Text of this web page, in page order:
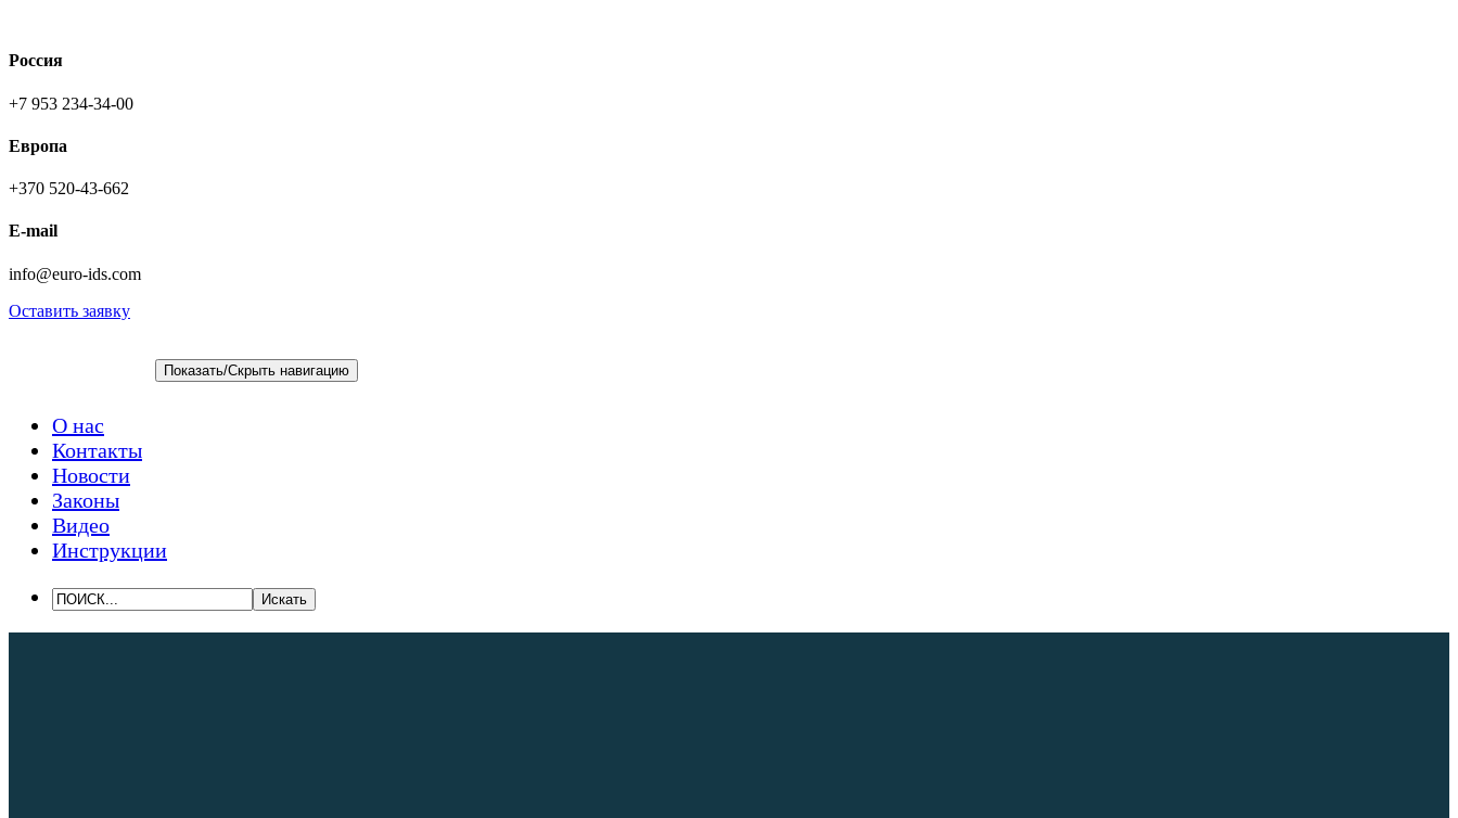
Россия
+7 953 234-34-00
Европа
+370 520-43-662
E-mail
info@euro-ids.com
Оставить заявку
Показать/Скрыть навигацию
О нас
Контакты
Новости
Законы
Видео
Инструкции